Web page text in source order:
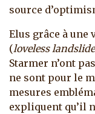
source
Elus grâce à une
(loveless landslide
Starmer n’ont
ne sont pour le
mesures
expliquent qu’il